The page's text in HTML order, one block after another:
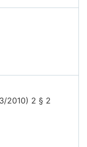
2010) 2 § 2